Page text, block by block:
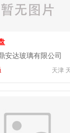
安达玻璃有限公司
天津